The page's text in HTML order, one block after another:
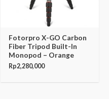
Fotorpro X-GO Carbon
Fiber Tripod Built-In
Monopod – Orange
Rp2,280,000